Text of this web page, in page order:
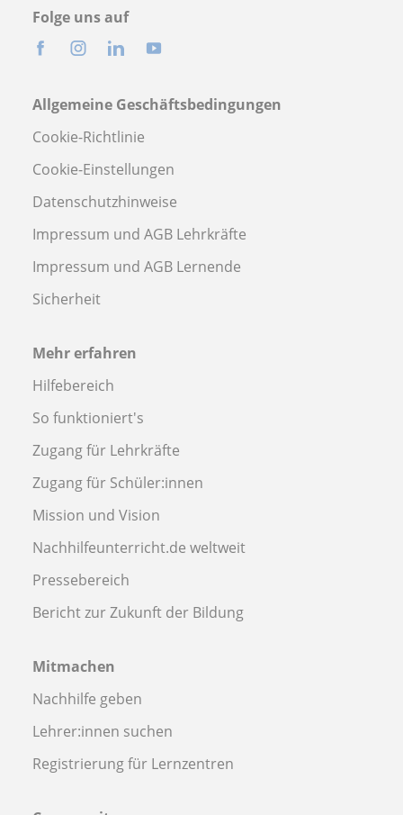
Folge uns auf
Allgemeine Geschäftsbedingungen
Cookie-Richtlinie
Cookie-Einstellungen
Datenschutzhinweise
Impressum und AGB Lehrkräfte
Impressum und AGB Lernende
Sicherheit
Mehr erfahren
Hilfebereich
So funktioniert's
Zugang für Lehrkräfte
Zugang für Schüler:innen
Mission und Vision
Nachhilfeunterricht.de weltweit
Pressebereich
Bericht zur Zukunft der Bildung
Mitmachen
Nachhilfe geben
Lehrer:innen suchen
Registrierung für Lernzentren